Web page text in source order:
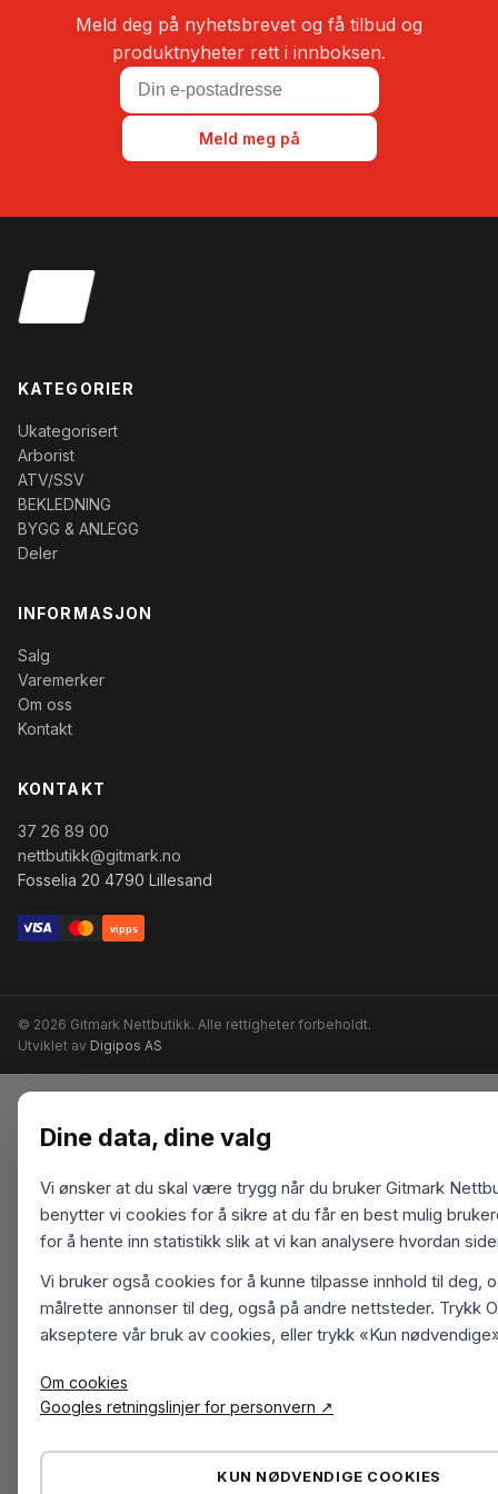
Meld deg på nyhetsbrevet og få tilbud og
produktnyheter rett i innboksen.
Meld meg på
KATEGORIER
Ukategorisert
Arborist
ATV/SSV
BEKLEDNING
BYGG & ANLEGG
Deler
INFORMASJON
Salg
Varemerker
Om oss
Kontakt
KONTAKT
37 26 89 00
nettbutikk@gitmark.no
Fosselia 20 4790 Lillesand
vipps
© 2026 Gitmark Nettbutikk. Alle rettigheter forbeholdt.
Utviklet av Digipos AS
Dine data, dine valg
Vi ønsker at du skal være trygg når du bruker Gitmark
benytter vi cookies for å sikre at du får en best mulig
for å hente inn statistikk slik at vi kan analysere hvordan
Vi bruker også cookies for å kunne tilpasse innhold til deg,
målrette annonser til deg, også på andre nettsteder. Trykk
akseptere vår bruk av cookies, eller trykk «Kun
Om cookies
Googles retningslinjer for personvern ↗
KUN NØDVENDIGE COOKIES